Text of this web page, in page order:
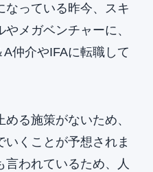
なっている昨今、スキ
メガベンチャーに、
仲介やIFAに転職して
る施策がないため、
くことが予想されま
われているため、人